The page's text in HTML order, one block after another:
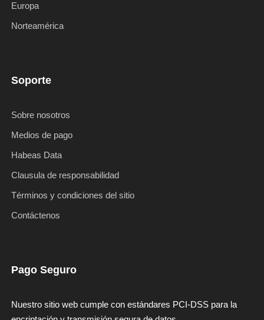
Europa
Norteamérica
Soporte
Sobre nosotros
Medios de pago
Habeas Data
Clausula de responsabilidad
Términos y condiciones del sitio
Contáctenos
Pago Seguro
Nuestro sitio web cumple con estándares PCI-DSS para la